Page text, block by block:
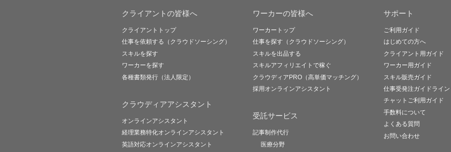
クライアントの皆様へ
クライアントトップ
仕事を依頼する（クラウドソーシング）
スキルを探す
ワーカーを探す
各種書類発行（法人限定）
クラウディアアシスタント
オンラインアシスタント
経理業務特化オンラインアシスタント
英語対応オンラインアシスタント
ワーカーの皆様へ
ワーカートップ
仕事を探す（クラウドソーシング）
スキルを出品する
スキルアフィリエイトで稼ぐ
クラウディアPRO（高単価マッチング）
採用オンラインアシスタント
受託サービス
記事制作代行
医療分野
サポート
ご利用ガイド
はじめての方へ
クライアント用ガイド
ワーカー用ガイド
スキル販売ガイド
仕事受発注ガイドライン
チャットご利用ガイド
手数料について
よくある質問
お問い合わせ